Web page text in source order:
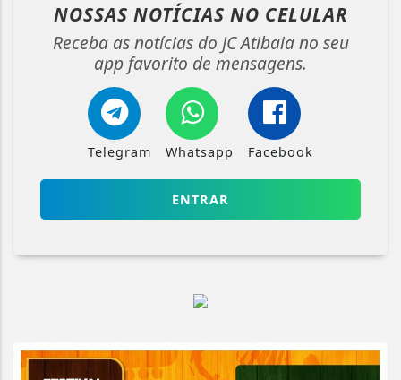
NOSSAS NOTÍCIAS NO CELULAR
Receba as notícias do JC Atibaia no seu
app favorito de mensagens.
Telegram Whatsapp Facebook
ENTRAR